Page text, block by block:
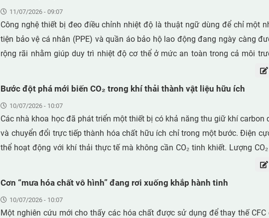
năng thích ứng của các mô hình quản trị truyền thống. Trong bối cảnh đó, trí tuệ nhân
tạo (AI) nổi lên vừa như một công cụ hỗ trợ đầy tiềm năng, vừa là một
cần được quản lý cẩn trọng. AI có khả năng hỗ trợ phát hiện sớm các nguy
nguồn hỗ trợ một cách nhanh chóng, thuận tiện. Tuy nhiên, nếu được triển
các nguyên tắc đạo đức phù hợp, chính những công nghệ được thiết kế để
lao động có thể làm suy giảm lòng tin và vô tình tạo ra những tác động tiêu
11/07/2026 - 09:07
Công nghệ thiết bị đeo điều chỉnh nhiệt độ là thuật ngữ dùng để chỉ một
tiện bảo vệ cá nhân (PPE) và quần áo bảo hộ lao động đang ngày càng
rộng rãi nhằm giúp duy trì nhiệt độ cơ thể ở mức an toàn trong cả môi
lạnh. Các sản phẩm thuộc nhóm này bao gồm áo khoác sưởi ấm, lớp lót giữ
mũ bảo hiểm làm mát và các loại vải chống nắng, được thiết kế để hỗ trợ
hòa thân nhiệt tự nhiên của cơ thể. Các thiết bị sưởi ấm thường được tích hợp các bộ
phận gia nhiệt chạy bằng pin bên trong vải, tập trung ở những khu vực
hoặc vai. Nhiều nhà sản xuất còn trang bị các chế độ điều chỉnh nhiệt
phép người sử dụng tùy chỉnh cường độ và thời gian làm ấm phù hợp với
tế. Khi kết hợp với các vật liệu cách nhiệt nhẹ và có khả năng chống chịu
sản phẩm này trở thành giải pháp hiệu quả cho các công việc phải duy trì
điều kiện nhiệt độ thấp.
Bước đột phá mới biến CO₂ trong khí thải thành vật liệu hữu ích
10/07/2026 - 10:07
Các nhà khoa học đã phát triển một thiết bị có khả năng thu giữ khí carbon
và chuyển đổi trực tiếp thành hóa chất hữu ích chỉ trong một bước. Điện
thể hoạt động với khí thải thực tế mà không cần CO₂ tinh khiết. Lượng CO₂
được biến đổi thành axit formic - một chất có ứng dụng trong năng lượng
công nghiệp. Hệ thống thậm chí còn vận hành hiệu quả ở nồng độ CO₂
Cơn “mưa hóa chất vô hình” đang rơi xuống khắp hành tinh
10/07/2026 - 10:07
Một nghiên cứu mới cho thấy các hóa chất được sử dụng để thay thế CFC